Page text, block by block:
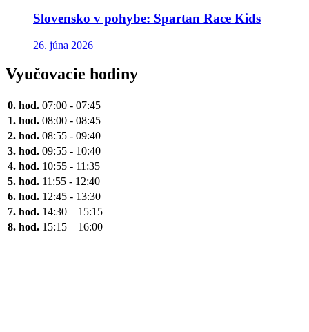
Slovensko v pohybe: Spartan Race Kids
26. júna 2026
Vyučovacie hodiny
0. hod. 07:00 - 07:45
1. hod. 08:00 - 08:45
2. hod. 08:55 - 09:40
3. hod. 09:55 - 10:40
4. hod. 10:55 - 11:35
5. hod. 11:55 - 12:40
6. hod. 12:45 - 13:30
7. hod. 14:30 – 15:15
8. hod. 15:15 – 16:00